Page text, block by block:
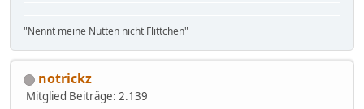
"Nennt meine Nutten nicht Flittchen"
notrickz
Mitglied Beiträge: 2.139